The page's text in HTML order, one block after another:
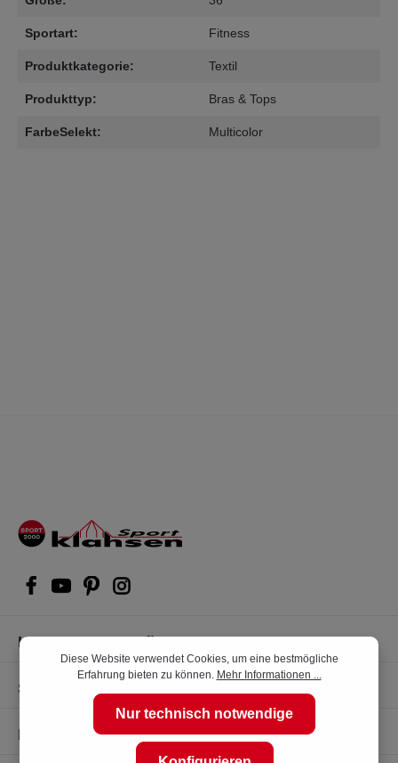
Sportart: Fitness
Produktkategorie: Textil
Produkttyp: Bras & Tops
FarbeSelekt: Multicolor
Kompetente Kaufberatung
Shop Service
Informationen
Diese Website verwendet Cookies, um eine bestmögliche
Erfahrung bieten zu können. Mehr Informationen ...
Nur technisch notwendige